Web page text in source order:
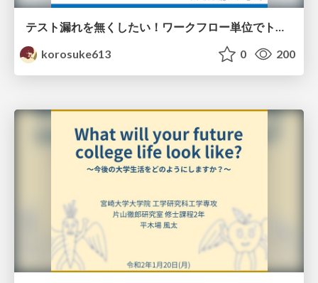
テスト漏れを無くしたい！ ワークフロー単位でトリガーを自由に設定したい要望
korosuke613
0 200